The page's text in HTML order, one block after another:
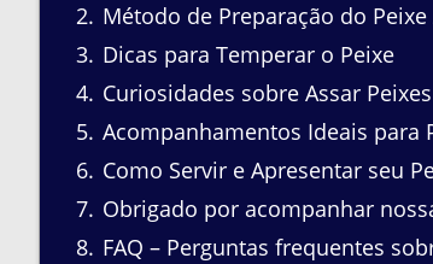
2 Método de Preparação do Peixe
3 Dicas para Temperar o Peixe
4 Curiosidades sobre Assar
5 Acompanhamentos Ideais para
6 Como Servir e Apresentar seu
7 Obrigado por acompanhar
8 FAQ – Perguntas frequentes